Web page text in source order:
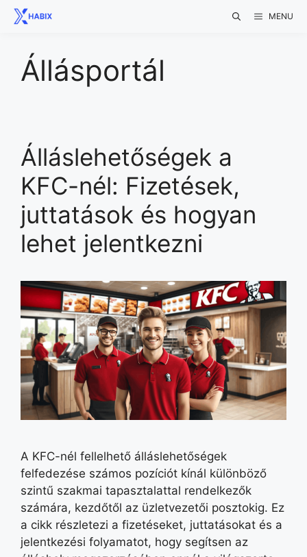
Skip
MENU
Állásportál
Álláslehetőségek a
KFC-nél: Fizetések,
juttatások és hogyan
lehet jelentkezni
A KFC-nél fellelhető álláslehetőségek
felfedezése számos pozíciót kínál különböző
szintű szakmai tapasztalattal rendelkezők
számára, kezdőtől az üzletvezetői posztokig. Ez
a cikk részletezi a fizetéseket, juttatásokat és a
jelentkezési folyamatot, hogy segítsen az